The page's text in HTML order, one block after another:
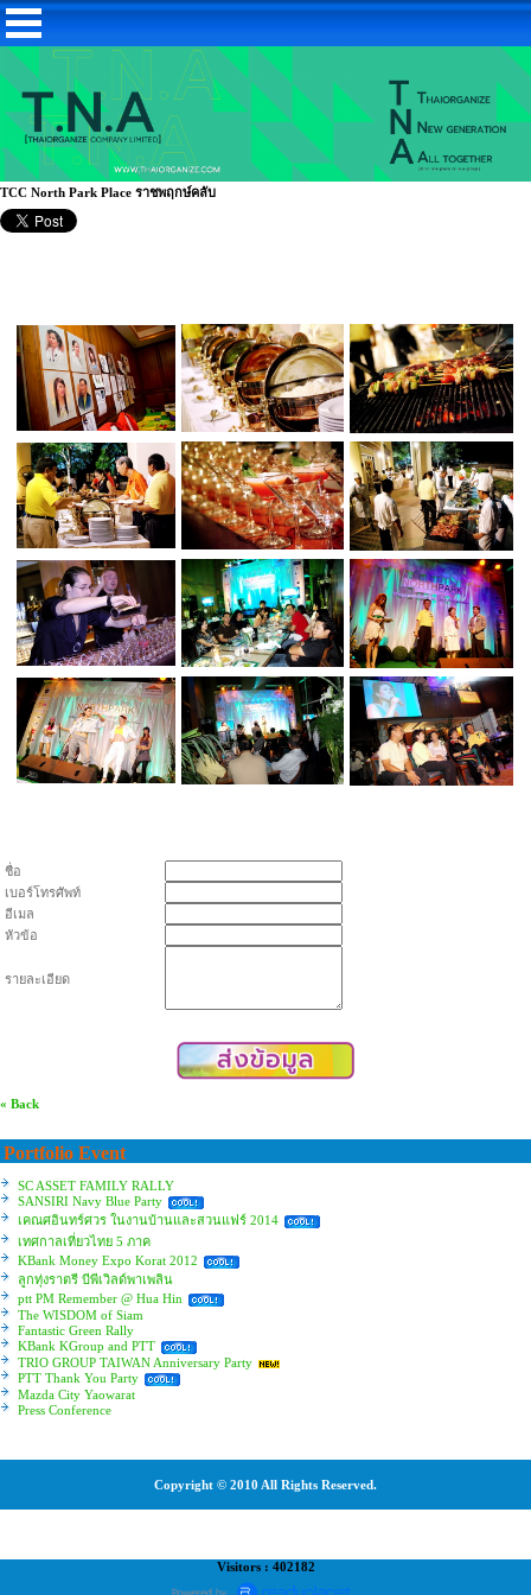
TCC North Park Place ราชพฤกษ์คลับ
ชื่อ
เบอร์โทรศัพท์
อีเมล
หัวข้อ
รายละเอียด
« Back
Portfolio Event
SC ASSET FAMILY RALLY
SANSIRI Navy Blue Party
เคณศอินทร์ศวร ในงานบ้านและสวนแฟร์ 2014
เทศกาลเที่ยวไทย 5 ภาค
KBank Money Expo Korat 2012
ลูกทุ่งราตรี บีพีเวิลด์พาเพลิน
ptt PM Remember @ Hua Hin
The WISDOM of Siam
Fantastic Green Rally
KBank KGroup and PTT
TRIO GROUP TAIWAN Anniversary Party
PTT Thank You Party
Mazda City Yaowarat
Press Conference
Copyright © 2010 All Rights Reserved.
Visitors : 402182